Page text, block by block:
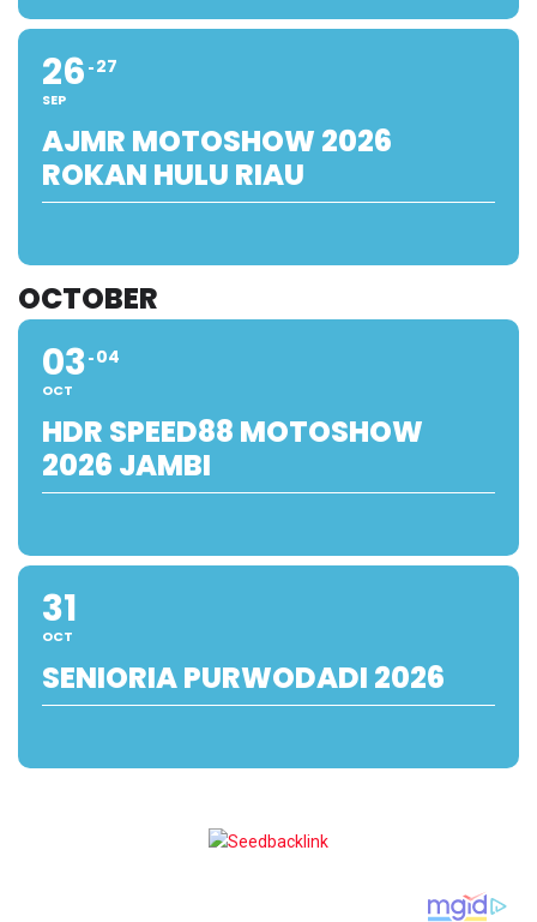
26
SEP
27
AJMR MOTOSHOW 2026
ROKAN HULU RIAU
OCTOBER
03
OCT
04
HDR SPEED88 MOTOSHOW
2026 JAMBI
31
OCT
SENIORIA PURWODADI 2026